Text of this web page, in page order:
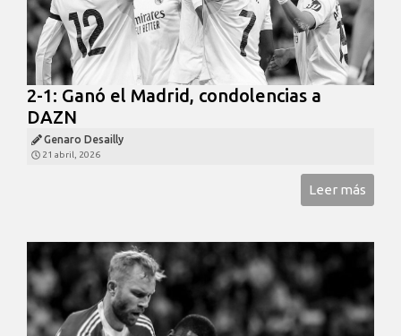
2-1: Ganó el Madrid, condolencias a
DAZN
Genaro Desailly
21 abril, 2026
Leer más